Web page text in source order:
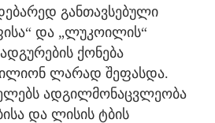
განთავსებული
და „ლუკოილის“
ქონება
ლარად შეფასდა.
ადგილმონაცვლეობა
და ლისის ტბის